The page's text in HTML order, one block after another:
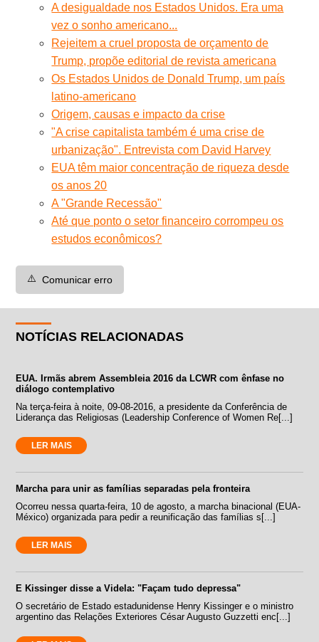
A desigualdade nos Estados Unidos. Era uma
vez o sonho americano...
Rejeitem a cruel proposta de orçamento de
Trump, propõe editorial de revista americana
Os Estados Unidos de Donald Trump, um país
latino-americano
Origem, causas e impacto da crise
"A crise capitalista também é uma crise de
urbanização". Entrevista com David Harvey
EUA têm maior concentração de riqueza desde
os anos 20
A "Grande Recessão"
Até que ponto o setor financeiro corrompeu os
estudos econômicos?
⚠️ Comunicar erro
NOTÍCIAS RELACIONADAS
EUA. Irmãs abrem Assembleia 2016 da LCWR com ênfase no
diálogo contemplativo
Na terça-feira à noite, 09-08-2016, a presidente da Conferência de
Liderança das Religiosas (Leadership Conference of Women Re[...]
LER MAIS
Marcha para unir as famílias separadas pela fronteira
Ocorreu nessa quarta-feira, 10 de agosto, a marcha binacional (EUA-
México) organizada para pedir a reunificação das famílias s[...]
LER MAIS
E Kissinger disse a Videla: "Façam tudo depressa"
O secretário de Estado estadunidense Henry Kissinger e o ministro
argentino das Relações Exteriores César Augusto Guzzetti enc[...]